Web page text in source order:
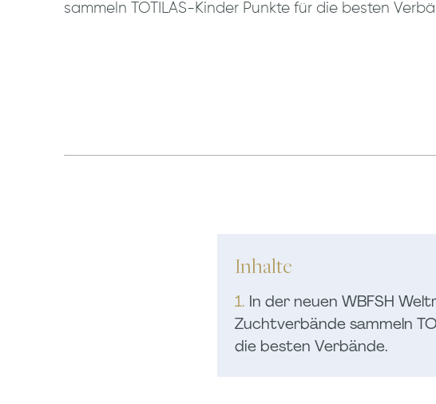
sammeln TOTILAS-Kinder Punkte für die besten
Inhalte
1. In der neuen WBFSH
Zuchtverbände sammeln
die besten Verbände.